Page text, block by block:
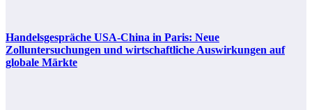
Handelsgespräche USA-China in Paris: Neue
Zolluntersuchungen und wirtschaftliche Auswirkungen auf
globale Märkte